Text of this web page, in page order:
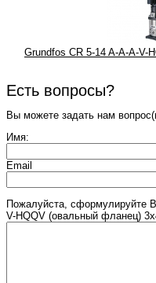
Grundfos CR 5-14 A-A-A-
Есть вопросы?
Вы можете задать нам
Имя:
Email
Пожалуйста, сформулируйте
V-HQQV (овальный фланец)